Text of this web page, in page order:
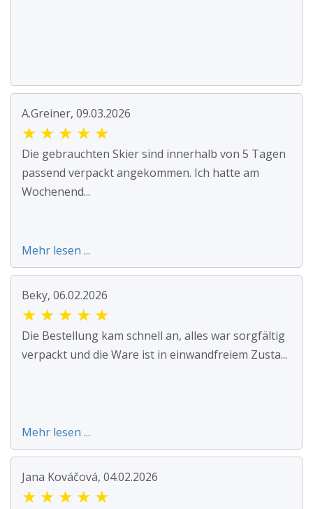
A.Greiner, 09.03.2026
★ ★ ★ ★ ★
Die gebrauchten Skier sind innerhalb von 5 Tagen
passend verpackt angekommen. Ich hatte am
Wochenend...
Mehr lesen ...
Beky, 06.02.2026
★ ★ ★ ★ ★
Die Bestellung kam schnell an, alles war sorgfältig
verpackt und die Ware ist in einwandfreiem Zusta...
Mehr lesen ...
Jana Kováčová, 04.02.2026
★ ★ ★ ★ ★